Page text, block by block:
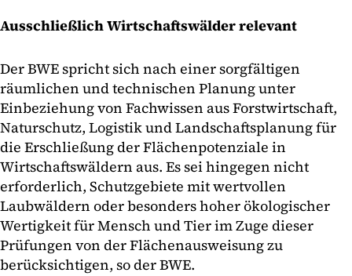
Ausschließlich Wirtschaftswälder relevant
Der BWE spricht sich nach einer sorgfältigen
räumlichen und technischen Planung unter
Einbeziehung von Fachwissen aus Forstwirtschaft,
Naturschutz, Logistik und Landschaftsplanung für
die Erschließung der Flächenpotenziale in
Wirtschaftswäldern aus. Es sei hingegen nicht
erforderlich, Schutzgebiete mit wertvollen
Laubwäldern oder besonders hoher ökologischer
Wertigkeit für Mensch und Tier im Zuge dieser
Prüfungen von der Flächenausweisung zu
berücksichtigen, so der BWE.